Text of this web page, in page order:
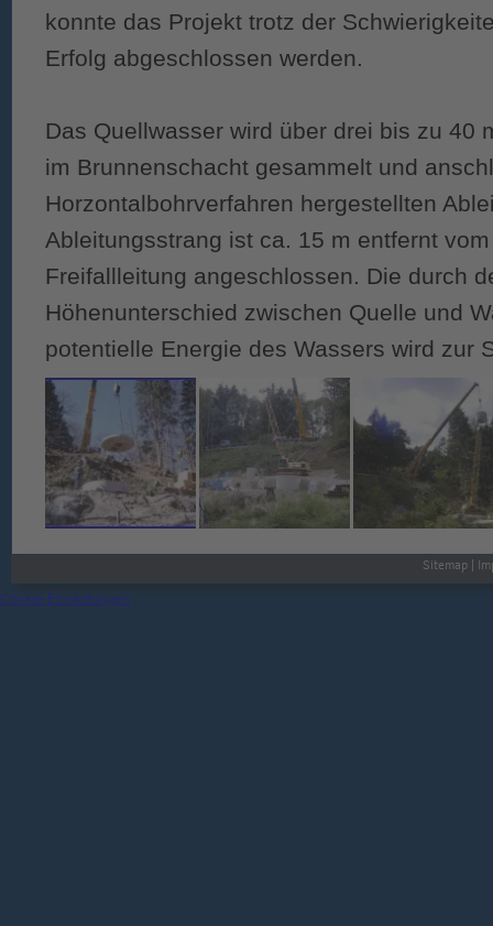
konnte das Projekt trotz der
Erfolg abgeschlossen werden.
Das Quellwasser wird über drei bis zu 40
im Brunnenschacht gesammelt und
Horzontalbohrverfahren hergestellten
Ableitungsstrang ist ca. 15 m entfernt
Freifallleitung angeschlossen. Die durch
Höhenunterschied zwischen Quelle und
potentielle Energie des Wassers wird zur
Sitemap|
Cookie-Einstellungen